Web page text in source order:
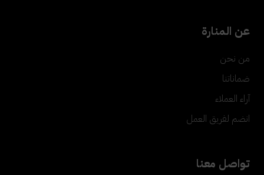
عن المنارة
من نحن
ضماناتنا
آراء العملاء
انضم لفريق العمل
تواصل معنا